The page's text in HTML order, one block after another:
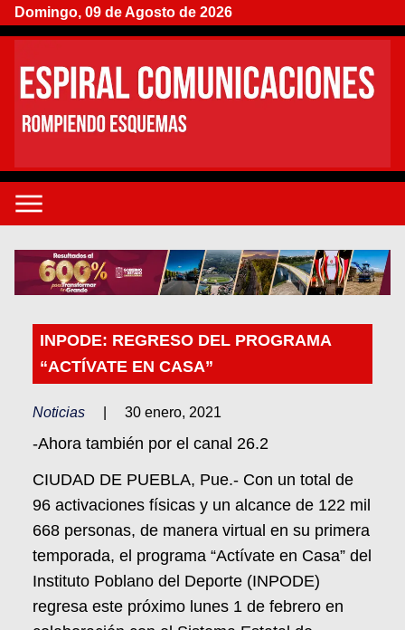
Domingo, 09 de Agosto de 2026
INPODE: REGRESO DEL PROGRAMA
“ACTÍVATE EN CASA”
Noticias 30 enero, 2021
-Ahora también por el canal 26.2
CIUDAD DE PUEBLA, Pue.- Con un total de
96 activaciones físicas y un alcance de 122 mil
668 personas, de manera virtual en su primera
temporada, el programa “Actívate en Casa” del
Instituto Poblano del Deporte (INPODE)
regresa este próximo lunes 1 de febrero en